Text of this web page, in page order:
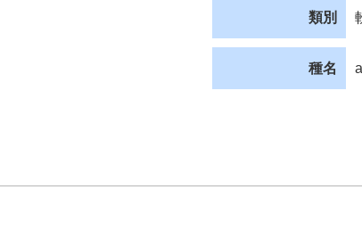
類別
種名